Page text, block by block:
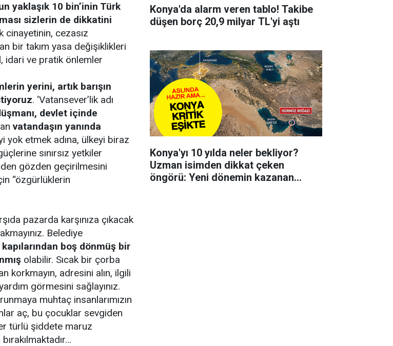
yaklaşık 10 bin’inin Türk
sizlerin de dikkatini
cinayetinin, cezasız
bir takım yasa değişiklikleri
idari ve pratik önlemler
yerini, artık barışın
. ‘Vatansever’lik adı
devlet içinde
vatandaşın yanında
yok etmek adına, ülkeyi biraz
sınırsız yetkiler
gözden geçirilmesini
“özgürlüklerin
pazarda karşınıza çıkacak
Belediye
boş dönmüş bir
olabilir. Sıcak bir çorba
korkmayın, adresini alın, ilgili
görmesini sağlayınız.
muhtaç insanlarımızın
aç, bu çocuklar sevgiden
türlü şiddete maruz
Konya'da alarm veren tablo! Takibe
düşen borç 20,9 milyar TL'yi aştı
Konya'yı 10 yılda neler bekliyor?
Uzman isimden dikkat çeken
öngörü: Yeni dönemin kazanan